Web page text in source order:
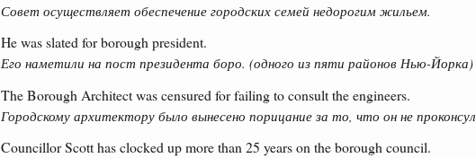
Совет осуществляет обеспечение городских семей недорогим жильем.
He was slated for borough president.
Его наметили на пост президента боро. (одного из пяти районов Нью-Йорка)
The Borough Architect was censured for failing to consult the engineers.
Городскому архитектору было вынесено порицание за то, что он не
Councillor Scott has clocked up more than 25 years on the borough council.